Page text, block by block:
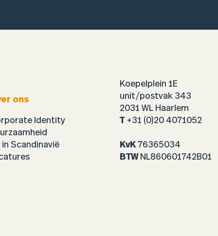
ons
Identity
in Scandinavië
Koepelplein 1E
unit/postvak 343
2031 WL Haarlem
T +31 (0)20 4071052
KvK76365034
BTW NL860601742B01